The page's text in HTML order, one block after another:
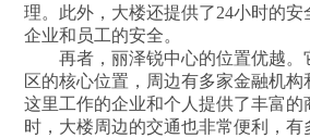
理。此外，大楼还提供了24小时的安
企业和员工的安全。
再者，丽泽锐中心的位置优越。
区的核心位置，周边有多家金融机
这里工作的企业和个人提供了丰富的
时，大楼周边的交通也非常便利，